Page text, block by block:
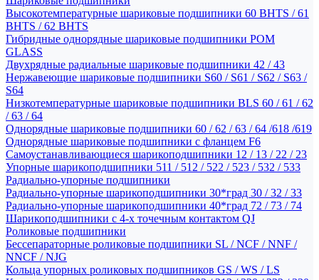
Высокотемпературные шариковые подшипники 60 BHTS / 61
BHTS / 62 BHTS
Гибридные однорядные шариковые подшипники POM
GLASS
Двухрядные радиальные шариковые подшипники 42 / 43
Нержавеющие шариковые подшипники S60 / S61 / S62 / S63 /
S64
Низкотемпературные шариковые подшипники BLS 60 / 61 / 62
/ 63 / 64
Однорядные шариковые подшипники 60 / 62 / 63 / 64 /618 /619
Однорядные шариковые подшипники с фланцем F6
Самоустанавливающиеся шарикоподшипники 12 / 13 / 22 / 23
Упорные шарикоподшипники 511 / 512 / 522 / 523 / 532 / 533
Радиально-упорные подшипники
Радиально-упорные шарикоподшипники 30*град 30 / 32 / 33
Радиально-упорные шарикоподшипники 40*град 72 / 73 / 74
Шарикоподшипники с 4-х точечным контактом QJ
Роликовые подшипники
Бессепараторные роликовые подшипники SL / NCF / NNF /
NNCF / NJG
Кольца упорных роликовых подшипников GS / WS / LS